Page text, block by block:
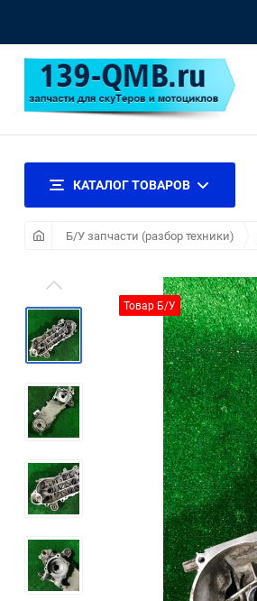
КАТАЛОГ ТОВАРОВ
Б/У запчасти (разбор техники)
Товар Б/У